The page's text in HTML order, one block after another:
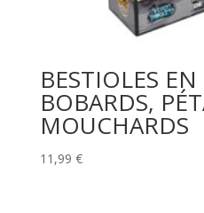
BESTIOLES
BOBARDS,
MOUCHARDS
11,99 €